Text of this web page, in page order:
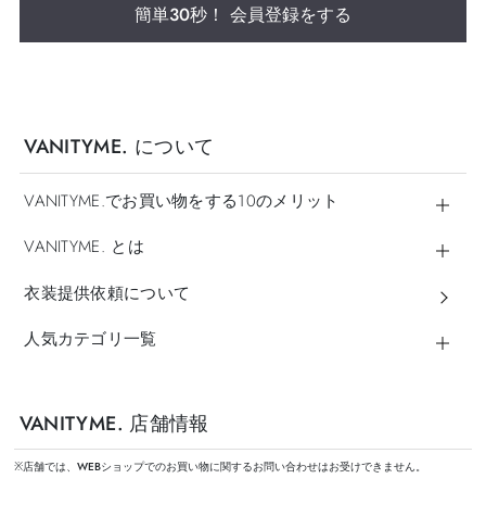
簡単30秒！ 会員登録をする
VANITYME. について
VANITYME.でお買い物をする10のメリット
VANITYME. とは
衣装提供依頼について
人気カテゴリ一覧
VANITYME. 店舗情報
※店舗では、WEBショップでのお買い物に関するお問い合わせはお受けできません。